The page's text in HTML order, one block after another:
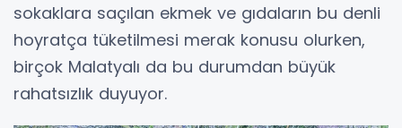
sokaklara saçılan ekmek ve gıdaların bu denli
hoyratça tüketilmesi merak konusu olurken,
birçok Malatyalı da bu durumdan büyük
rahatsızlık duyuyor.